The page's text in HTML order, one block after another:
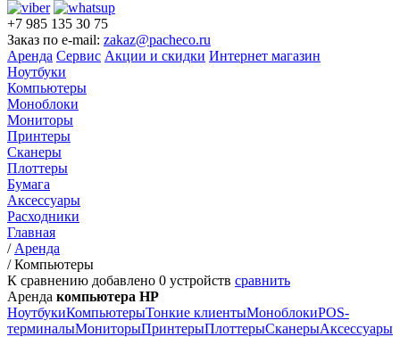
+7 985 135 30 75
Заказ по e-mail: zakaz@pacheco.ru
Аренда Сервис Акции и скидки Интернет магазин
Ноутбуки
Компьютеры
Моноблоки
Мониторы
Принтеры
Сканеры
Плоттеры
Бумага
Аксессуары
Расходники
Главная
/ Аренда
/Компьютеры
К сравнению добавлено 0 устройств сравнить
Аренда компьютера HP
НоутбукиКомпьютерыТонкие клиентыМоноблокиPOS-
терминалыМониторыПринтерыПлоттерыСканерыАксессуары